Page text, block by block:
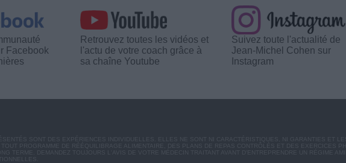
Facebook
Retrouvez toutes les vidéos et
l'actu de votre coach grâce à
sa chaîne Youtube
Suivez toute l'actualité de
Jean-Michel Cohen sur
Instagram
SONT DES EXPÉRIENCES INDIVIDUELLES. ELLES NE SONT NI CARACTÉRISTIQUES, NI GARANTIES ET
TOUT PROGRAMME DE RÉÉQUILIBRAGE ALIMENTAIRE, DES PLANS DE REPAS CONTRÔLÉS ET DES EXERCICES
TERME. DEMANDEZ TOUJOURS L'AVIS DE VOTRE MÉDECIN TRAITANT AVANT D'ENTREPRENDRE UN RÉGIME